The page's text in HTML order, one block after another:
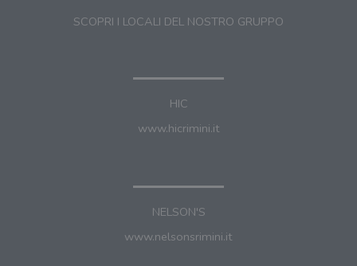
SCOPRI I LOCALI DEL NOSTRO GRUPPO
HIC
www.hicrimini.it
NELSON'S
www.nelsonsrimini.it